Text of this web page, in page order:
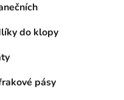
do klopy
pásy